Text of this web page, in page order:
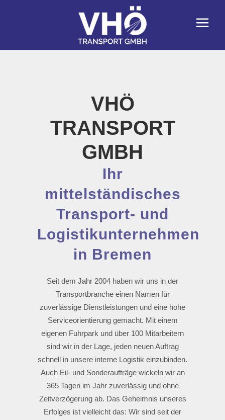
VHÖ
TRANSPORT
GMBH
Ihr
mittelständisches
Transport- und
Logistikunternehmen
in Bremen
Seit dem Jahr 2004 haben wir uns in der
Transportbranche einen Namen für
zuverlässige Dienstleistungen und eine hohe
Serviceorientierung gemacht. Mit einem
eigenen Fuhrpark und über 100 Mitarbeitern
sind wir in der Lage, jeden neuen Auftrag
schnell in unsere interne Logistik einzubinden.
Auch Eil- und Sonderaufträge wickeln wir an
365 Tagen im Jahr zuverlässig und ohne
Zeitverzögerung ab. Das Geheimnis unseres
Erfolges ist vielleicht das: Wir sind seit der